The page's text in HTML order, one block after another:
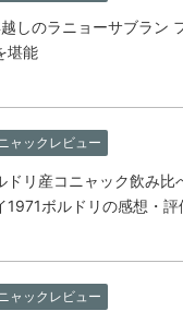
しのラニョーサブラン
堪能
ャックレビュー
ドリ産コニャック飲み
1971ボルドリの感想・評
ャックレビュー